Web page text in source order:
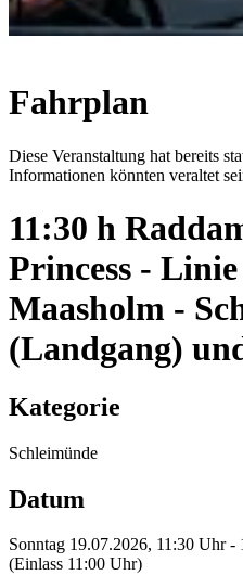
Fahrplan
Diese Veranstaltung hat bereits
Informationen könnten veraltet
11:30 h
Princess -
Maasholm -
(Landgang)
Kategorie
Schleimünde
Datum
Sonntag 19.07.2026, 11:30 Uhr -
(Einlass 11:00 Uhr)